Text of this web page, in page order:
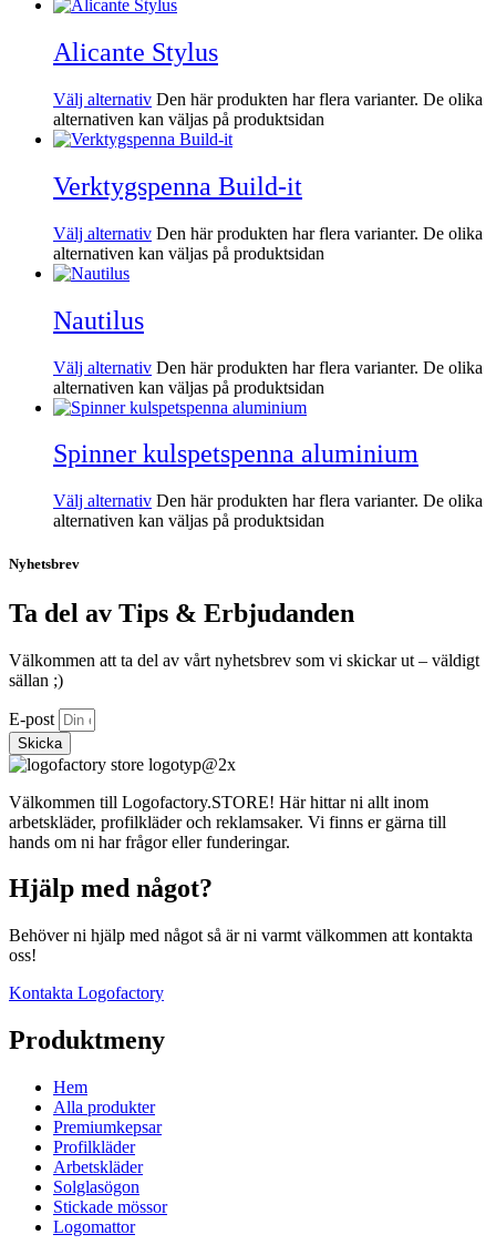
Alicante Stylus
Välj alternativ Den här produkten har flera varianter. De olika
alternativen kan väljas på produktsidan
Verktygspenna Build-it
Välj alternativ Den här produkten har flera varianter. De olika
alternativen kan väljas på produktsidan
Nautilus
Välj alternativ Den här produkten har flera varianter. De olika
alternativen kan väljas på produktsidan
Spinner kulspetspenna aluminium
Välj alternativ Den här produkten har flera varianter. De olika
alternativen kan väljas på produktsidan
Nyhetsbrev
Ta del av Tips & Erbjudanden
Välkommen att ta del av vårt nyhetsbrev som vi skickar ut – väldigt
sällan ;)
E-post
Skicka
Välkommen till Logofactory.STORE! Här hittar ni allt inom
arbetskläder, profilkläder och reklamsaker. Vi finns er gärna till
hands om ni har frågor eller funderingar.
Hjälp med något?
Behöver ni hjälp med något så är ni varmt välkommen att kontakta
oss!
Kontakta Logofactory
Produktmeny
Hem
Alla produkter
Premiumkepsar
Profilkläder
Arbetskläder
Solglasögon
Stickade mössor
Logomattor